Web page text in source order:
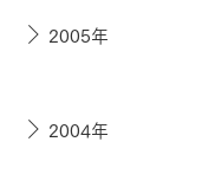
2005年
2004年